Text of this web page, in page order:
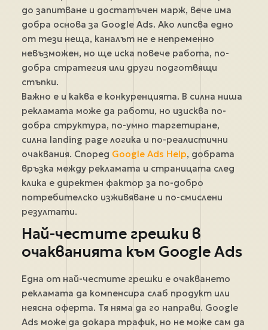
до запитване и достатъчен марж, вече има
добра основа за Google Ads. Ако липсва едно
от тези неща, каналът не е непременно
невъзможен, но ще иска повече работа, по-
добра стратегия или други подготвящи
стъпки.
Важно е и каква е конкуренцията. В силна ниша
рекламата може да работи, но изисква по-
добра структура, по-умно таргетиране,
силна landing page логика и по-реалистични
очаквания. Според Google Ads Help, добрата
връзка между рекламата и страницата след
клика е директен фактор за по-добро
потребителско изживяване и по-смислени
резултати.
Най-честите грешки в
очакванията към Google Ads
Една от най-честите грешки е очакването
рекламата да компенсира слаб продукт или
неясна оферта. Тя няма да го направи. Google
Ads може да докара трафик, но не може сам да